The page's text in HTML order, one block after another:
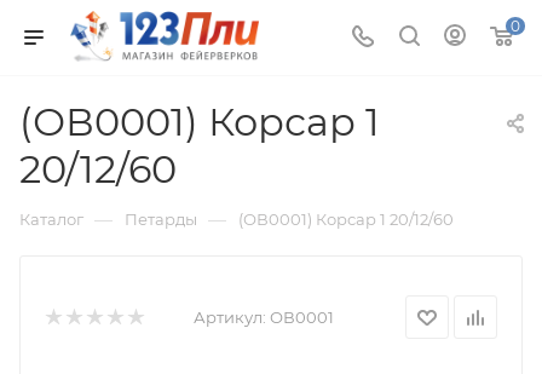
0
(ОВ0001) Корсар 1
20/12/60
Каталог — Петарды — (ОВ0001) Корсар 1 20/12/60
Артикул: ОВ0001